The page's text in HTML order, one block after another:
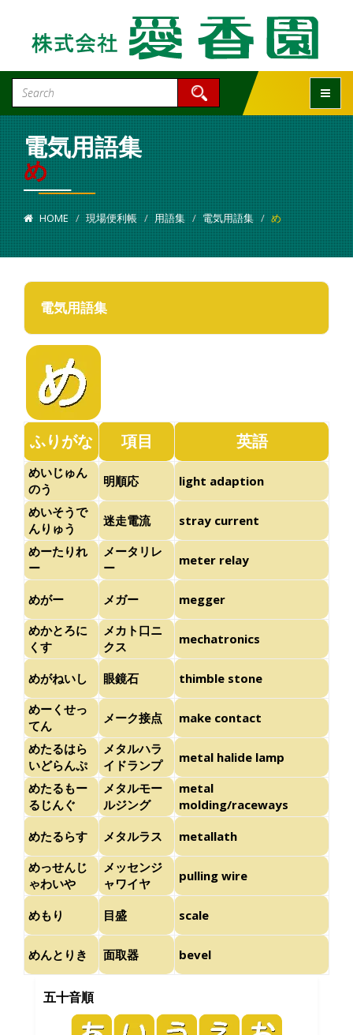
電気用語集
め
HOME 現場便利帳 用語集 電気用語集 め
電気用語集
ふりがな 項目 英語
めいじゅん
のう
明順応
light adaption
めいそうで
んりゅう
迷走電流
stray current
めーたりれ
ー
メータリレ
ー
meter relay
めがー メガー
megger
めかとろに
くす
メカト口ニ
クス
mechatronics
めがねいし 眼鏡石
thimble stone
めーくせっ
てん
メーク接点
make contact
めたるはら
いどらんぷ
メタルハラ
イドランプ
metal halide lamp
めたるもー
るじんぐ
メタルモー
ルジング
metal
molding/raceways
めたるらす
メタルラス
metallath
めっせんじ
ゃわいや
メッセンジ
ャワイヤ
pulling wire
めもり 目盛 scale
めんとりき 面取器 bevel
五十音順